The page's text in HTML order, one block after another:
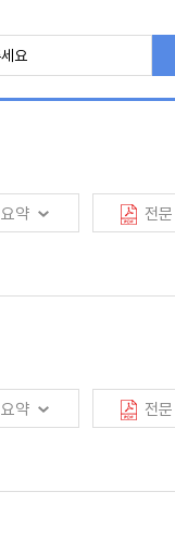
는 시장 진출을 검토할 필
인 접근이 필요함
토할 시기라고 판단됨
요약 전문
등을 완화하고 건강권을
및 재정
요약 전문
제공함. 생성형 AI에 대한